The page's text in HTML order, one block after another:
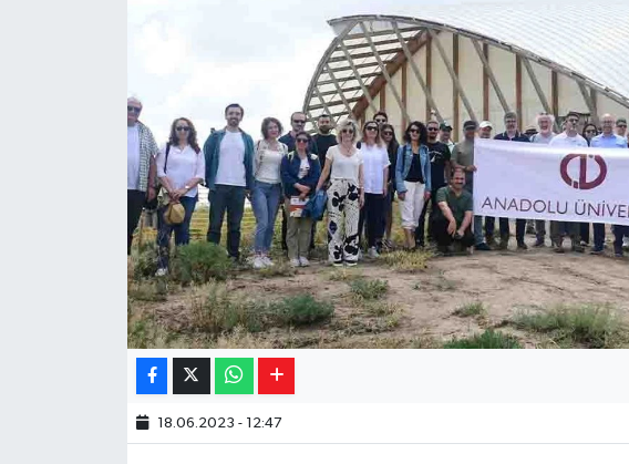
18.06.2023 - 12:47
Resmi ilanlar